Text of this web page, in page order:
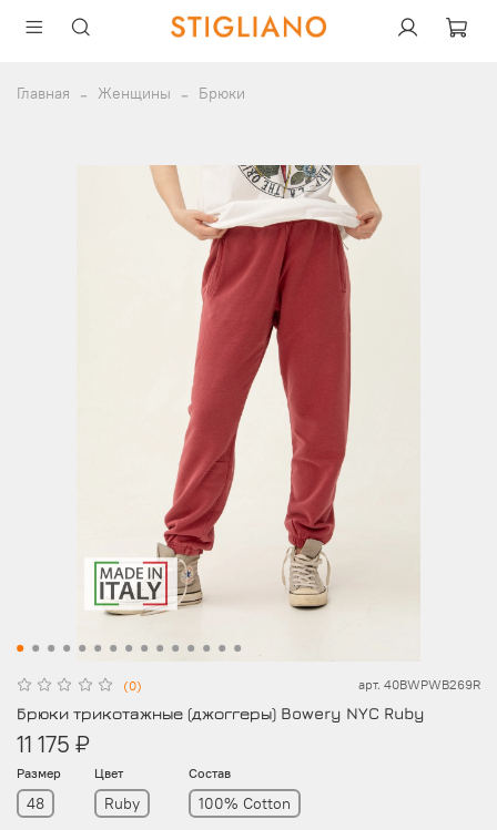
Главная Женщины Брюки
(0) арт. 40BWPWB269R
Брюки трикотажные (джоггеры) Bowery NYC Ruby
11 175 ₽
Размер
48
Цвет
Ruby
Состав
100% Cotton